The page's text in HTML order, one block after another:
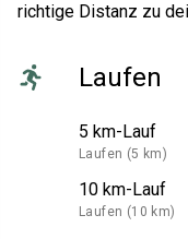
richtige Distanz zu
Laufen
5 km-Lauf
Laufen (5 km)
10 km-Lauf
Laufen (10 km)